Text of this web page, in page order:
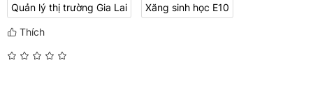
Quản lý thị trường Gia Lai Xăng sinh học E10
Thích